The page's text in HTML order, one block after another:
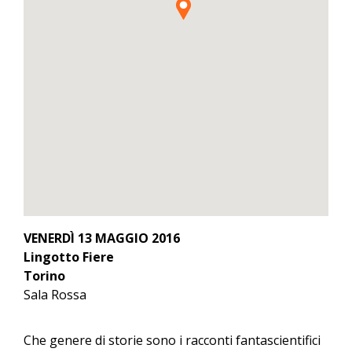
VENERDÌ 13 MAGGIO 2016
Lingotto Fiere
Torino
Sala Rossa
Che genere di storie sono i racconti fantascientifici